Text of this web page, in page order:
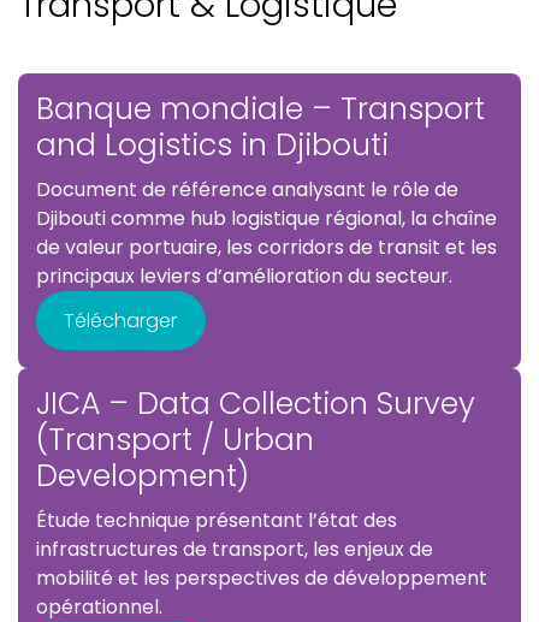
Banque mondiale – Transport
and Logistics in Djibouti
Document de référence analysant le rôle de
Djibouti comme hub logistique régional, la chaîne
de valeur portuaire, les corridors de transit et les
principaux leviers d’amélioration du secteur.
Télécharger
JICA – Data Collection Survey
(Transport / Urban
Development)
Étude technique présentant l’état des
infrastructures de transport, les enjeux de
mobilité et les perspectives de développement
opérationnel.